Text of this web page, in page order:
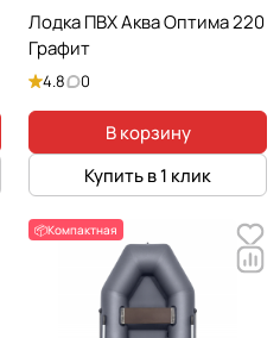
Лодка ПВХ Аква Оптима 220
Графит
4.8 0
В корзину
Купить в 1 клик
📦Компактная